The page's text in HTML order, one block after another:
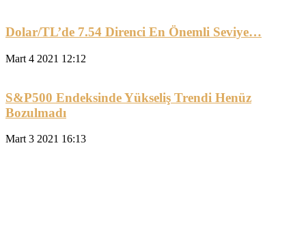
Dolar/TL’de 7.54 Direnci En Önemli Seviye…
Mart 4 2021 12:12
S&P500 Endeksinde Yükseliş Trendi Henüz
Bozulmadı
Mart 3 2021 16:13